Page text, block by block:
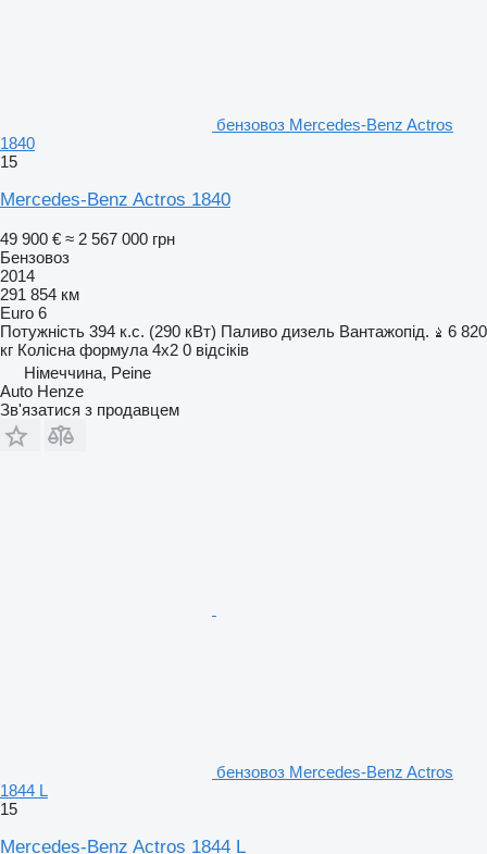
бензовоз Mercedes-Benz Actros
1840
15
Mercedes-Benz Actros 1840
49 900 € ≈ 2 567 000 грн
Бензовоз
2014
291 854 км
Euro 6
Потужність 394 к.с. (290 кВт) Паливо дизель Вантажопід.
6 820
кг Колісна формула 4x2 0 відсіків
Німеччина, Peine
Auto Henze
Зв'язатися з продавцем
бензовоз Mercedes-Benz Actros
1844 L
15
Mercedes-Benz Actros 1844 L